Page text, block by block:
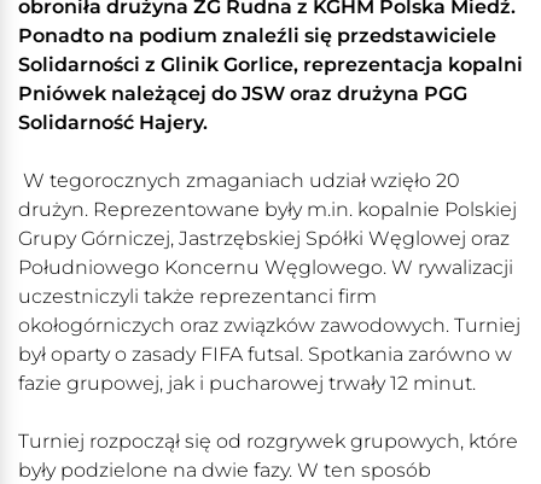
obroniła drużyna ZG Rudna z KGHM Polska Miedź.
Ponadto na podium znaleźli się przedstawiciele
Solidarności z Glinik Gorlice, reprezentacja kopalni
Pniówek należącej do JSW oraz drużyna PGG
Solidarność Hajery.
W tegorocznych zmaganiach udział wzięło 20
drużyn. Reprezentowane były m.in. kopalnie Polskiej
Grupy Górniczej, Jastrzębskiej Spółki Węglowej oraz
Południowego Koncernu Węglowego. W rywalizacji
uczestniczyli także reprezentanci firm
okołogórniczych oraz związków zawodowych. Turniej
był oparty o zasady FIFA futsal. Spotkania zarówno w
fazie grupowej, jak i pucharowej trwały 12 minut.
Turniej rozpoczął się od rozgrywek grupowych, które
były podzielone na dwie fazy. W ten sposób